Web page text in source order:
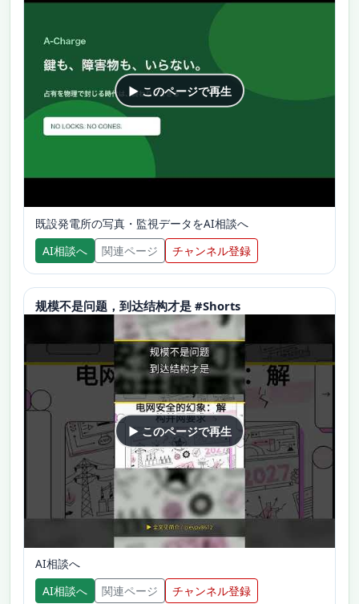
▶ このページで再生
既設発電所の写真・監視データをAI相談へ
AI相談へ
関連ページ チャンネル登録
规模不是问题，到达结构才是 #Shorts
▶ このページで再生
AI相談へ
AI相談へ
関連ページ チャンネル登録